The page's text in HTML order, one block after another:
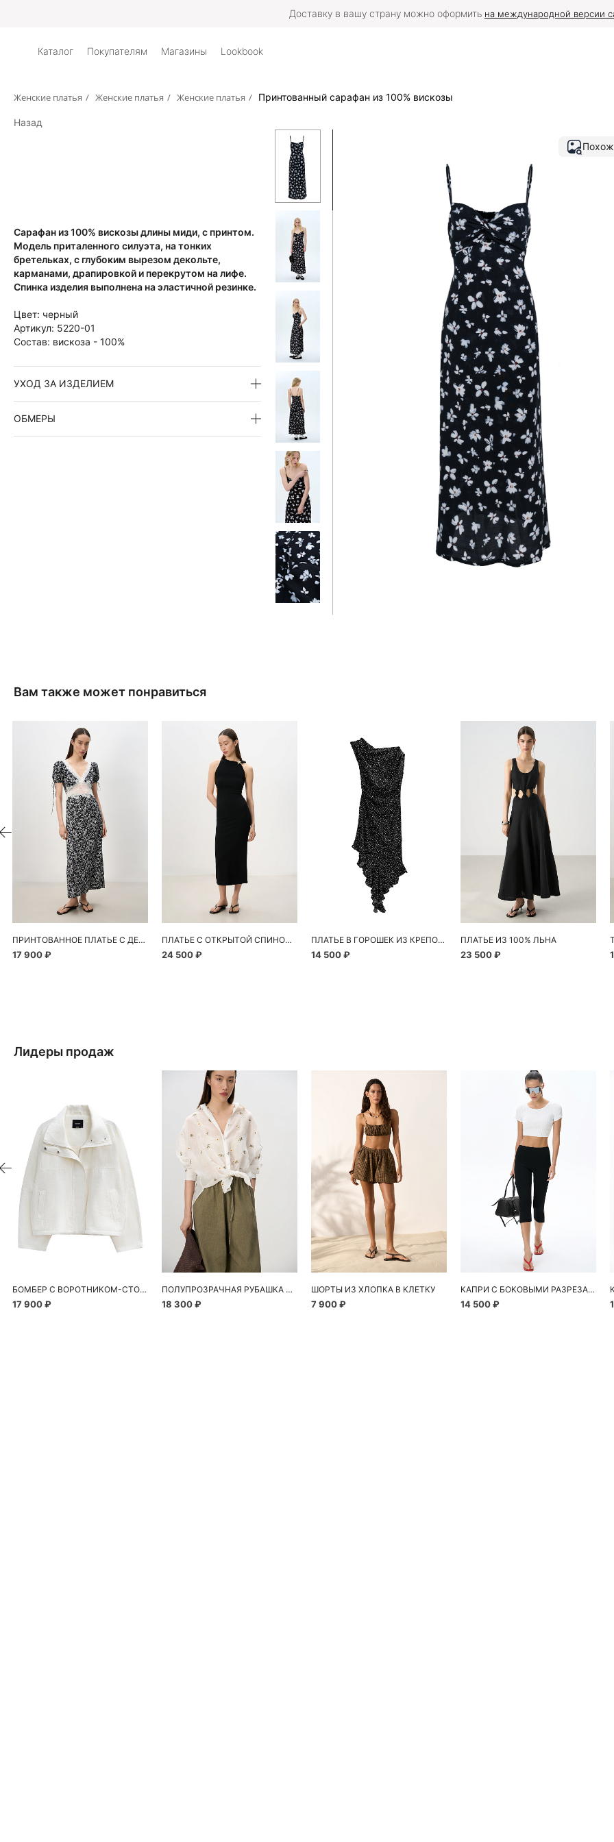
Доставку в вашу страну можно оформить на международной версии
Каталог Покупателям Магазины Lookbook
Женские платья / Женские платья / Женские платья / Принтованный сарафан из 100% вискозы
Назад
Сарафан из 100% вискозы длины миди, с принтом.
Модель приталенного силуэта, на тонких
бретельках, с глубоким вырезом декольте,
карманами, драпировкой и перекрутом на лифе.
Спинка изделия выполнена на эластичной резинке.
Цвет: черный
Артикул: 5220-01
Состав: вискоза - 100%
УХОД ЗА ИЗДЕЛИЕМ
ОБМЕРЫ
Вам также может понравиться
ПРИНТОВАННОЕ ПЛАТЬЕ С ДЕКОРОМ ИЗ КРУЖЕВА
17 900 ₽
ПЛАТЬЕ С ОТКРЫТОЙ СПИНОЙ И ПЕРЕМЫЧКОЙ
24 500 ₽
ПЛАТЬЕ В ГОРОШЕК ИЗ КРЕПОВОЙ ВИСКОЗЫ
14 500 ₽
ПЛАТЬЕ ИЗ 100% ЛЬНА
23 500 ₽
Лидеры продаж
БОМБЕР С ВОРОТНИКОМ-СТОЙКОЙ
17 900 ₽
ПОЛУПРОЗРАЧНАЯ РУБАШКА С РОМАШКАМИ
18 300 ₽
ШОРТЫ ИЗ ХЛОПКА В КЛЕТКУ
7 900 ₽
КАПРИ С БОКОВЫМИ РАЗРЕЗАМИ
14 500 ₽